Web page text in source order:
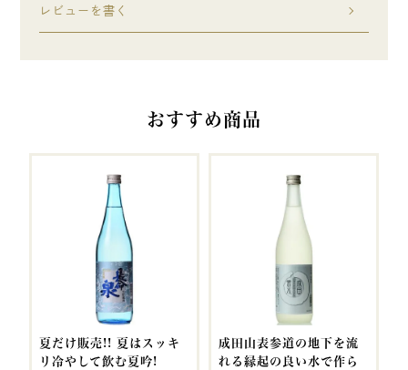
レビューを書く
おすすめ商品
夏だけ販売!! 夏はスッキ
リ冷やして飲む夏吟!
成田山表参道の地下を流
れる縁起の良い水で作ら